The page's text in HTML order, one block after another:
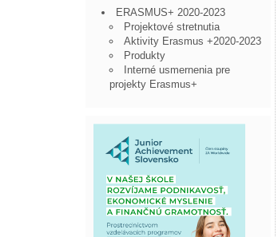
ERASMUS+ 2020-2023
Projektové stretnutia
Aktivity Erasmus +2020-2023
Produkty
Interné usmernenia pre
projekty Erasmus+